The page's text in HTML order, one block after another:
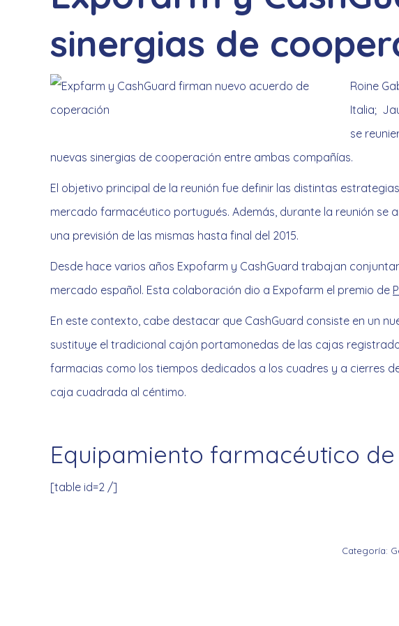
sinergias de
Roine
Italia;
se
nuevas sinergias de cooperación entre ambas compañías.
El objetivo principal de la reunión fue definir las distintas
mercado farmacéutico portugués. Además, durante la reunión se
una previsión de las mismas hasta final del 2015.
Desde hace varios años Expofarm y CashGuard trabajan
mercado español. Esta colaboración dio a Expofarm el premio de
En este contexto, cabe destacar que CashGuard consiste en un
sustituye el tradicional cajón portamonedas de las cajas
farmacias como los tiempos dedicados a los cuadres y a cierres
caja cuadrada al céntimo.
Equipamiento farmacéutico
[table id=2 /]
Categoría: